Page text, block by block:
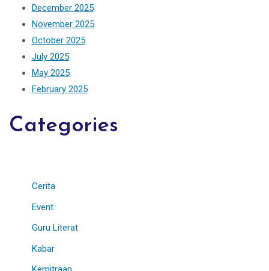
December 2025
November 2025
October 2025
July 2025
May 2025
February 2025
Categories
Cerita
Event
Guru Literat
Kabar